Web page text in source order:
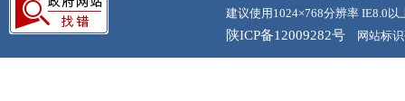
建议使用1024×768分辨率 IE8.0以
陕ICP备12009282号 网站标